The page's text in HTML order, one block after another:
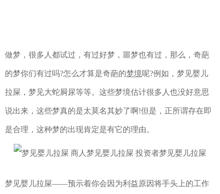
做梦，很多人都试过，有过好梦，噩梦也有过，那么，奇葩
的梦你们有过吗?怎么才算是奇葩的梦境呢?例如，梦见婴儿
拉屎，梦见大蛇屙尿等等。这些梦境估计很多人也没好意思
说出来，这些梦真的是太莫名其妙了啊!但是，正所谓存在即
是合理，这种梦的出现肯定是有它的理由。
梦见婴儿拉屎——预示着你会因为利益原因将手头上的工作